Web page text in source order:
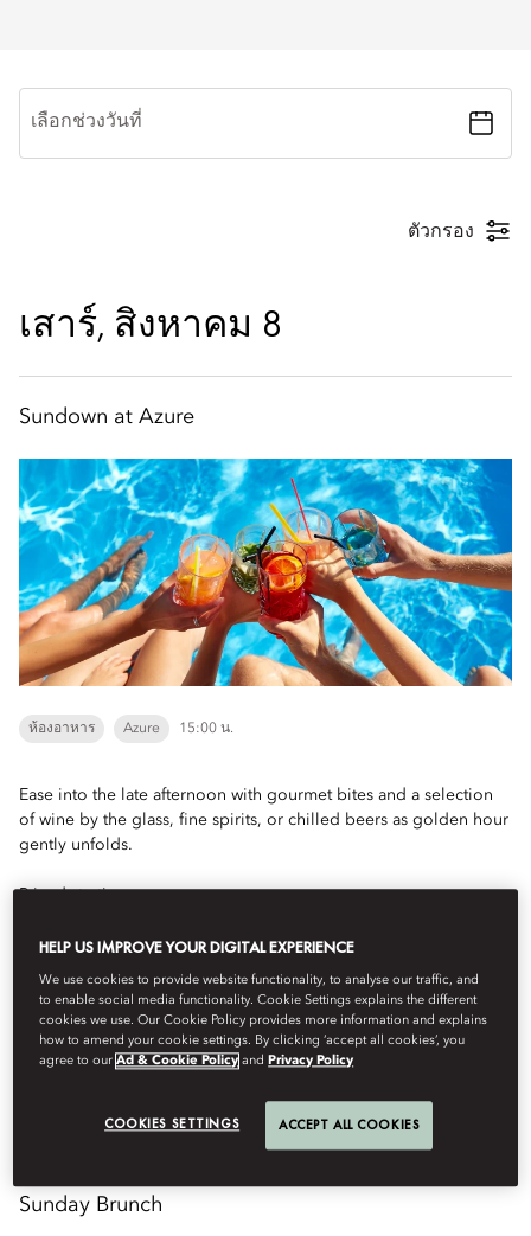
เลือกช่วงวันที่
ตัวกรอง
เสาร์, สิงหาคม 8
Sundown at Azure
ห้องอาหาร Azure 15:00 น.
Ease into the late afternoon with gourmet bites and a selection
of wine by the glass, fine spirits, or chilled beers as golden hour
gently unfolds.
Priced starti...
Book Table
อาทิตย์, สิงหาคม 9
Sunday Brunch
HELP US IMPROVE YOUR DIGITAL EXPERIENCE
We use cookies to provide website functionality, to analyse our traffic, and
to enable social media functionality. Cookie Settings explains the different
cookies we use. Our Cookie Policy provides more information and explains
how to amend your cookie settings. By clicking ‘accept all cookies’, you
agree to ourAd & Cookie Policy and Privacy Policy
COOKIES SETTINGS ACCEPT ALL COOKIES